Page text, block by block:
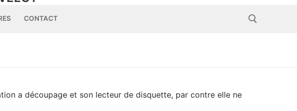
CONTACT
a découpage et son lecteur de disquette, par contre elle ne